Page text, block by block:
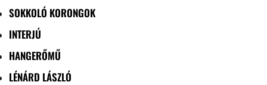
SOKKOLÓ KORONGOK
INTERJÚ
HANGERŐMŰ
LÉNÁRD LÁSZLÓ